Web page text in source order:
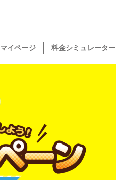
マイページ 料金シミュレーター